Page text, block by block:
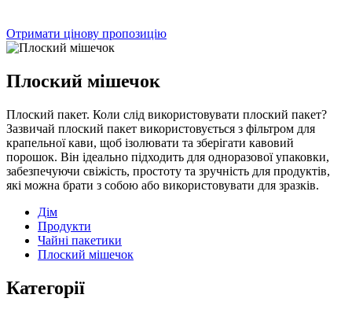
Отримати цінову пропозицію
Плоский мішечок
Плоский пакет. Коли слід використовувати плоский пакет?
Зазвичай плоский пакет використовується з фільтром для
крапельної кави, щоб ізолювати та зберігати кавовий
порошок. Він ідеально підходить для одноразової упаковки,
забезпечуючи свіжість, простоту та зручність для продуктів,
які можна брати з собою або використовувати для зразків.
Дім
Продукти
Чайні пакетики
Плоский мішечок
Категорії